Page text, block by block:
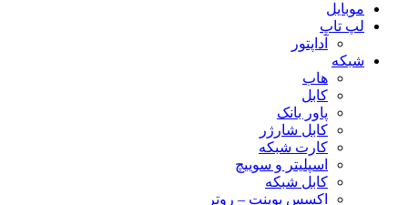
موبایل
لپ تاپ
آداپتور
شبکه
هاب
کابل
پاور بانک
کابل شارژر
کارت شبکه
اسپلیتر و سوییچ
کابل شبکه
اکسس پوینت – روتر